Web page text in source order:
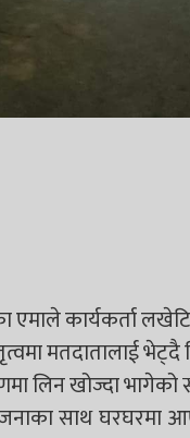
एमाले कार्यकर्ता
मतदातालाई
लिन खोज्दा
साथ घरघरमा